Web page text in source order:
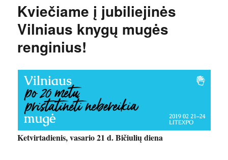
Kviečiame į jubiliejinės
Vilniaus knygų mugės
renginius!
Ketvirtadienis, vasario 21 d. Bičiulių diena